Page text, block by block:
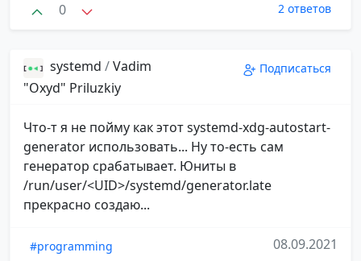
0 2 ответов
systemd /Vadim
"Oxyd" Priluzkiy
Подписаться
Что-т я не пойму как этот systemd-xdg-autostart-
generator использовать... Ну то-есть сам
генератор срабатывает. Юниты в
/run/user/<UID>/systemd/generator.late
прекрасно создаю...
#programming 08.09.2021